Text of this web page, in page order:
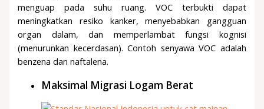
menguap pada suhu ruang. VOC terbukti dapat
meningkatkan resiko kanker, menyebabkan gangguan
organ dalam, dan memperlambat fungsi kognisi
(menurunkan kecerdasan). Contoh senyawa VOC adalah
benzena dan naftalena.
Maksimal Migrasi Logam Berat